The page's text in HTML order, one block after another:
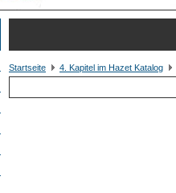
Startseite 4. Kapitel im Hazet Katalog